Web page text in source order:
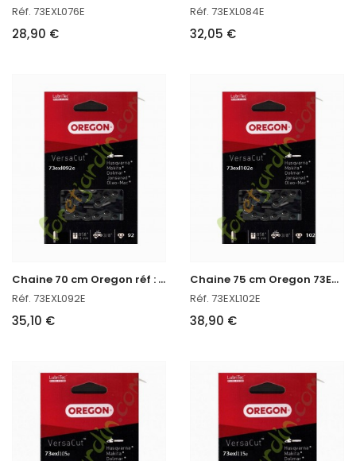
Réf. 73EXL076E
28,90 €
Réf. 73EXL084E
32,05 €
C
haine 70 cm Oregon réf : 73EXL092E
Réf. 73EXL092E
35,10 €
C
haine 75 cm Oregon 73EXL102E
Réf. 73EXL102E
38,90 €